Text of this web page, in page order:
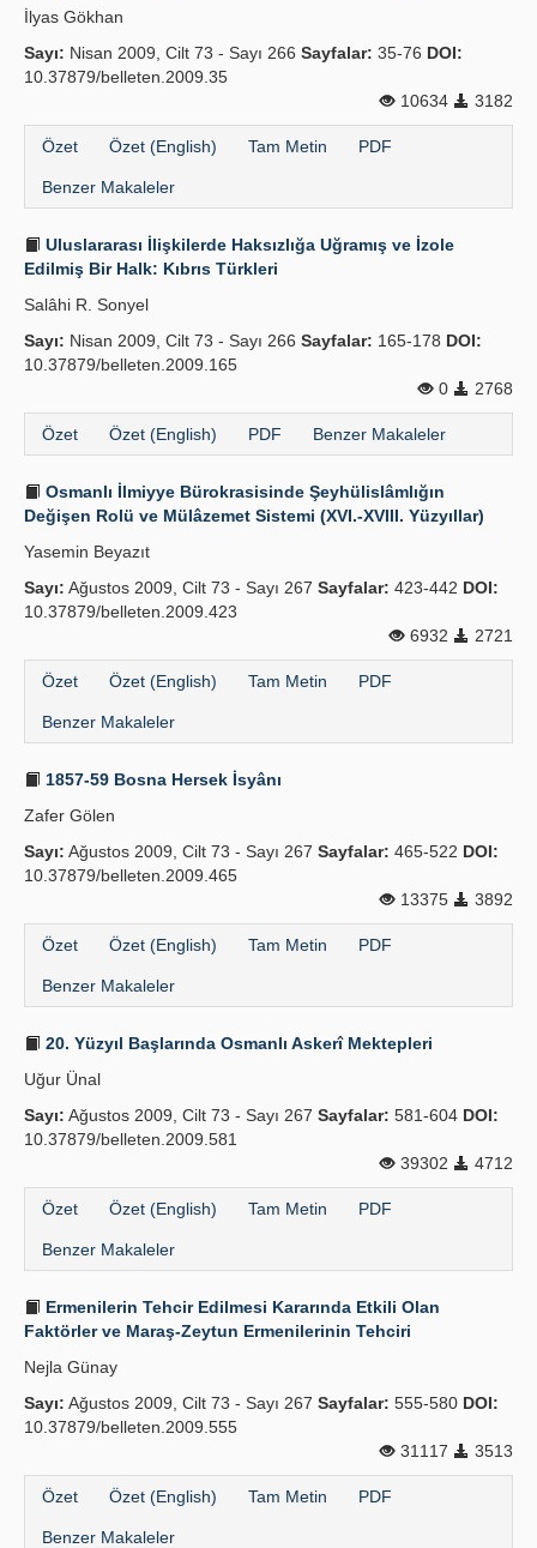
İlyas Gökhan
Sayı: Nisan 2009, Cilt 73 - Sayı 266 Sayfalar: 35-76 DOI:
10.37879/belleten.2009.35
10634
3182
Özet Özet (English) Tam Metin PDF
Benzer Makaleler
Uluslararası İlişkilerde Haksızlığa Uğramış ve İzole
Edilmiş Bir Halk: Kıbrıs Türkleri
Salâhi R. Sonyel
Sayı: Nisan 2009, Cilt 73 - Sayı 266 Sayfalar: 165-178 DOI:
10.37879/belleten.2009.165
0
2768
Özet Özet (English) PDF Benzer Makaleler
Osmanlı İlmiyye Bürokrasisinde Şeyhülislâmlığın
Değişen Rolü ve Mülâzemet Sistemi (XVI.-XVIII. Yüzyıllar)
Yasemin Beyazıt
Sayı: Ağustos 2009, Cilt 73 - Sayı 267 Sayfalar: 423-442 DOI:
10.37879/belleten.2009.423
6932
2721
Özet Özet (English) Tam Metin PDF
Benzer Makaleler
1857-59 Bosna Hersek İsyânı
Zafer Gölen
Sayı: Ağustos 2009, Cilt 73 - Sayı 267 Sayfalar: 465-522 DOI:
10.37879/belleten.2009.465
13375
3892
Özet Özet (English) Tam Metin PDF
Benzer Makaleler
20. Yüzyıl Başlarında Osmanlı Askerî Mektepleri
Uğur Ünal
Sayı: Ağustos 2009, Cilt 73 - Sayı 267 Sayfalar: 581-604 DOI:
10.37879/belleten.2009.581
39302
4712
Özet Özet (English) Tam Metin PDF
Benzer Makaleler
Ermenilerin Tehcir Edilmesi Kararında Etkili Olan
Faktörler ve Maraş-Zeytun Ermenilerinin Tehciri
Nejla Günay
Sayı: Ağustos 2009, Cilt 73 - Sayı 267 Sayfalar: 555-580 DOI:
10.37879/belleten.2009.555
31117
3513
Özet Özet (English) Tam Metin PDF
Benzer Makaleler